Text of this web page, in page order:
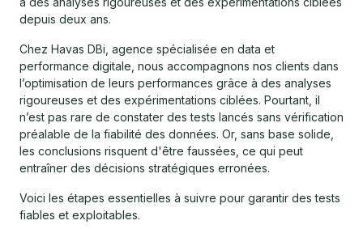
depuis deux ans.
Chez Havas DBi, agence spécialisée en data et
performance digitale, nous accompagnons nos clients dans
l’optimisation de leurs performances grâce à des analyses
rigoureuses et des expérimentations ciblées. Pourtant, il
n’est pas rare de constater des tests lancés sans vérification
préalable de la fiabilité des données. Or, sans base solide,
les conclusions risquent d'être faussées, ce qui peut
entraîner des décisions stratégiques erronées.
Voici les étapes essentielles à suivre pour garantir des tests
fiables et exploitables.